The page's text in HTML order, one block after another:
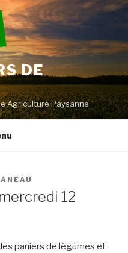
DE
Agriculture Paysanne
12
paniers de légumes et